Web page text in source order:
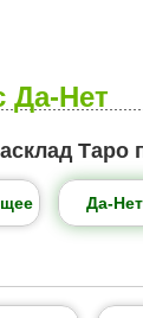
Да-Нет
Таро
Да-Нет